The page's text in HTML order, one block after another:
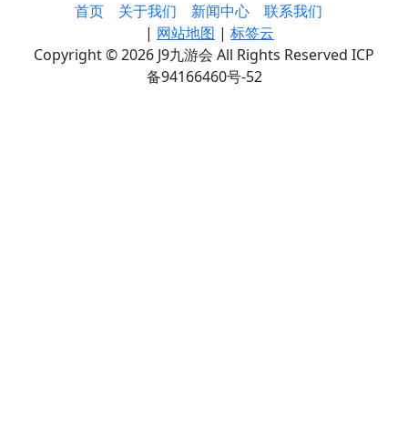
首页 关于我们 新闻中心
联系我们
| 网站地图 | 标签云
Copyright © 2026 J9九游会 All Rights Reserved ICP
备94166460号-52